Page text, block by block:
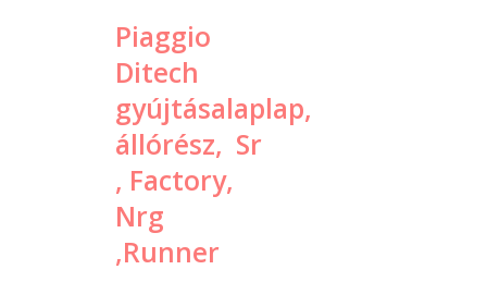
Piaggio
Ditech
gyújtásalaplap,
állórész, Sr
, Factory,
Nrg
,Runner